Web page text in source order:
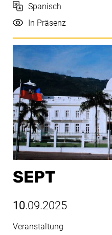
Sprache
Spanisch
Durchführung
In Präsenz
SEPT
10.09.2025
Veranstaltung